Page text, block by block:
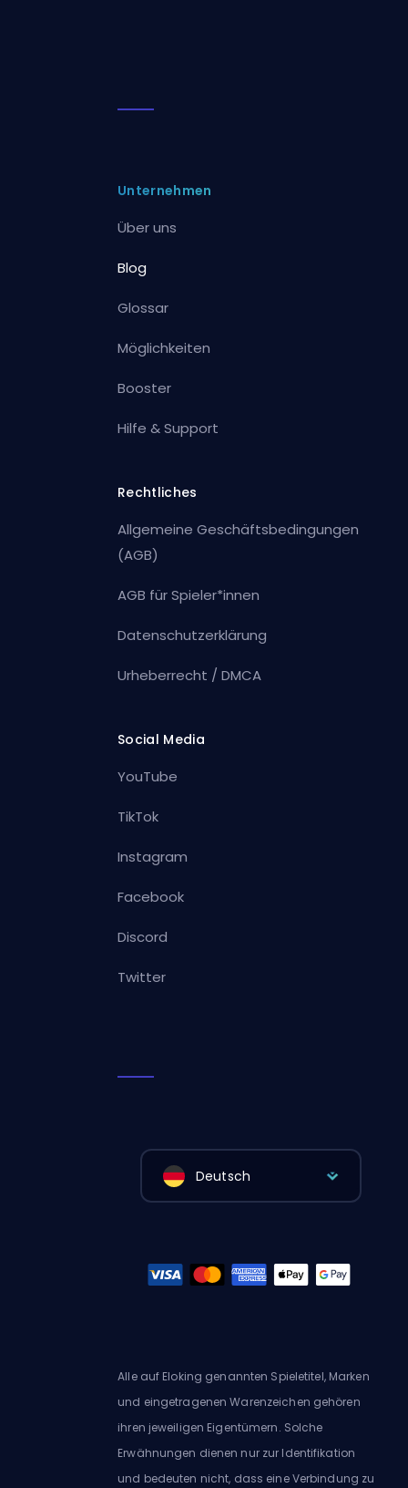
Unternehmen
Über uns
Blog
Glossar
Möglichkeiten
Booster
Hilfe & Support
Rechtliches
Allgemeine Geschäftsbedingungen
(AGB)
AGB für Spieler*innen
Datenschutzerklärung
Urheberrecht / DMCA
Social Media
YouTube
TikTok
Instagram
Facebook
Discord
Twitter
Deutsch
Alle auf Eloking genannten Spieletitel, Marken
und eingetragenen Warenzeichen gehören
ihren jeweiligen Eigentümern. Solche
Erwähnungen dienen nur zur Identifikation
und bedeuten nicht, dass eine Verbindung zu